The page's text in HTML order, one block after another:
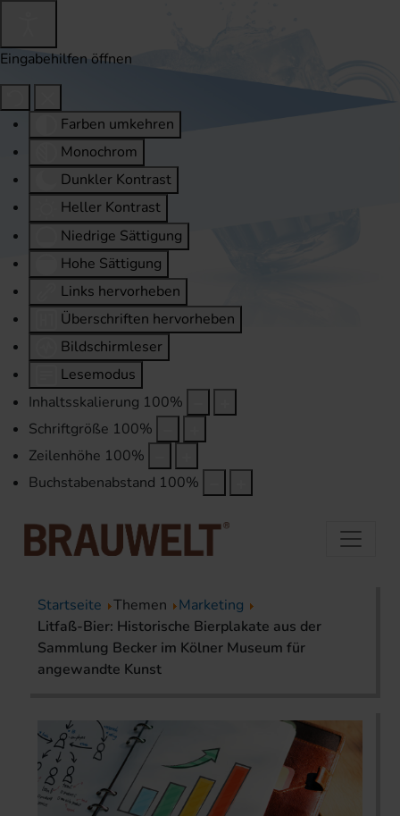
Eingabehilfen öffnen
Farben umkehren
Monochrom
Dunkler Kontrast
Heller Kontrast
Niedrige Sättigung
Hohe Sättigung
Links hervorheben
Überschriften hervorheben
Bildschirmleser
Lesemodus
Inhaltsskalierung 100%
Schriftgröße 100%
Zeilenhöhe 100%
Buchstabenabstand 100%
Startseite Themen
Marketing
Litfaß-Bier: Historische Bierplakate aus der
Sammlung Becker im Kölner Museum für
angewandte Kunst